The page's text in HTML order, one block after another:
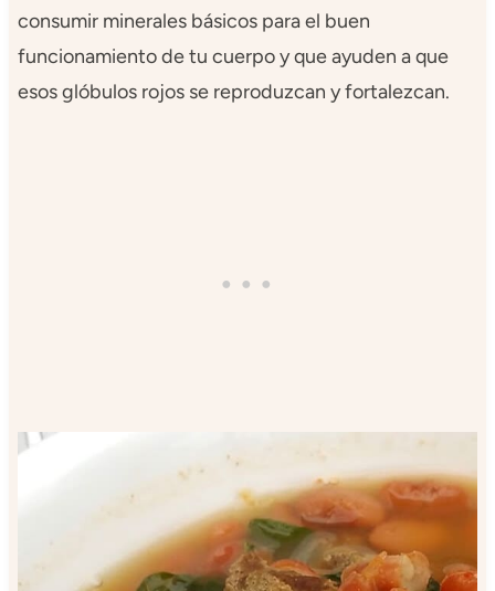
consumir minerales básicos para el buen
funcionamiento de tu cuerpo y que ayuden a que
esos glóbulos rojos se reproduzcan y fortalezcan.